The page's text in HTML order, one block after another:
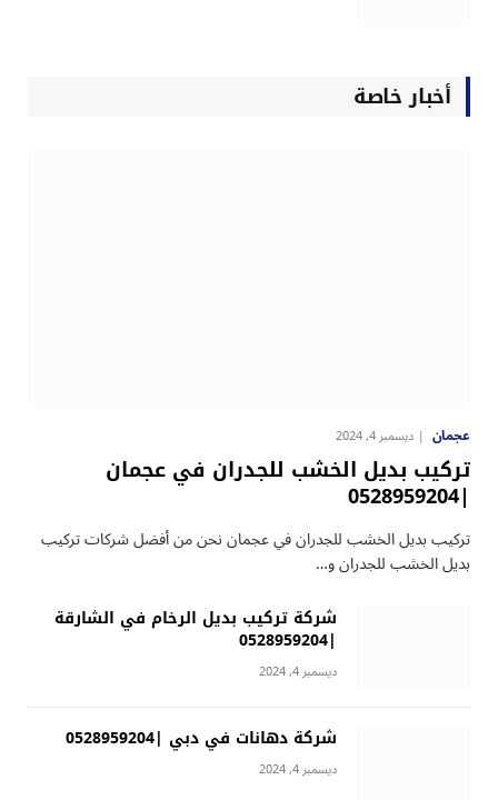
أخبار خاصة
عجمان ديسمبر 4, 2024
تركيب بديل الخشب للجدران في عجمان
|0528959204
تركيب بديل الخشب للجدران في عجمان نحن من أفضل شركات تركيب
بديل الخشب للجدران و…
شركة تركيب بديل الرخام في الشارقة
|0528959204
ديسمبر 4, 2024
شركة دهانات في دبي |0528959204
ديسمبر 4, 2024